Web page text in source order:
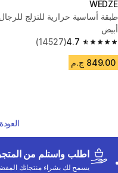
WEDZE
طبقة أساسية حرارية للتزلج
أبيض
4.7
4.7 out of 5 stars from 14527 reviews
(14527)
849.00 ج.م
اطلب واستلم من
يسمح لك بشراء منتجاتك